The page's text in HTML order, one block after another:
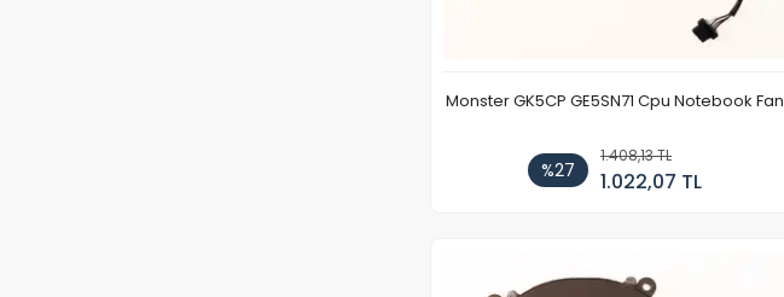
Monster GK5CP GE5SN71 Cpu Notebook Fan
%27
1.408,13 TL
1.022,07 TL